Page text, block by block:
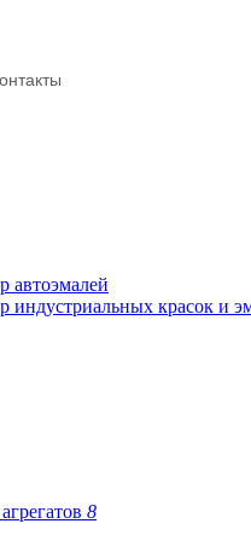
автоэмалей
красок и
8